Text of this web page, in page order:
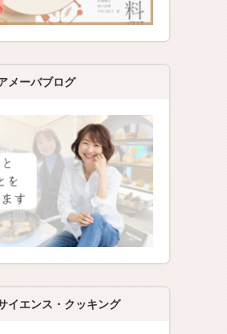
メーバブログ
イエンス・クッキング